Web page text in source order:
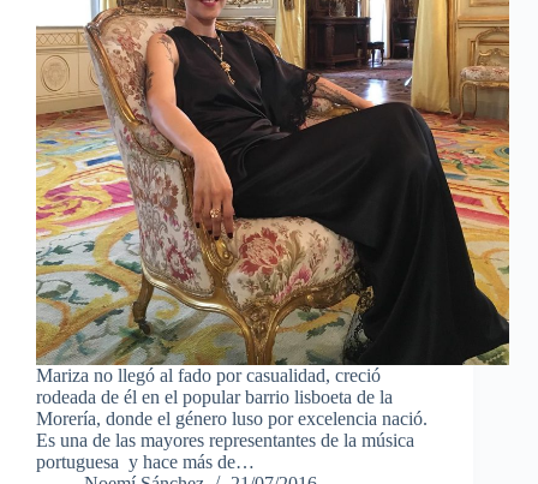
Mariza no llegó al fado por casualidad, creció
rodeada de él en el popular barrio lisboeta de la
Morería, donde el género luso por excelencia nació.
Es una de las mayores representantes de la música
portuguesa y hace más de…